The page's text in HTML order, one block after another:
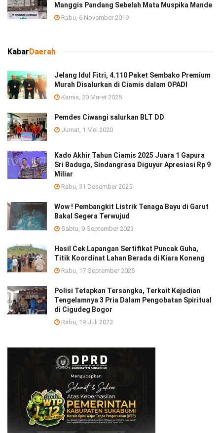
Manggis Pandang Sebelah Mata Muspika Mande
Rabu, 6 November 2019
KabarDaerah
Jelang Idul Fitri, 4.110 Paket Sembako Premium
Murah Disalurkan di Ciamis dalam OPADI
Kamis, 20 Maret 2025
Pemdes Ciwangi salurkan BLT DD
Jumat, 1 Mei 2020
Kado Akhir Tahun Ciamis 2025 Juara 1 Gapura
Sri Baduga, Sindangrasa Diguyur Apresiasi Rp 9
Miliar
Rabu, 31 Desember 2025
Wow ! Pembangkit Listrik Tenaga Bayu di Garut
Bakal Segera Terwujud
Sabtu, 9 September 2023
Hasil Cek Lapangan Sertifikat Puncak Guha,
Titik Koordinat Lahan Berada di Kiara Koneng
Rabu, 17 September 2025
Polisi Tetapkan Tersangka, Terkait Kejadian
Tengelamnya 3 Pria Dalam Pengobatan Spiritual
di Cigudeg Bogor
Rabu, 19 Juli 2023